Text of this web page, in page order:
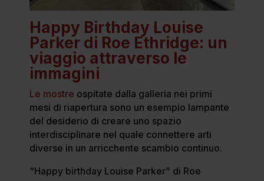
Happy Birthday Louise
Parker di Roe Ethridge: un
viaggio attraverso le
immagini
Le mostre ospitate dalla galleria nei primi
mesi di riapertura sono un esempio lampante
del desiderio di creare uno spazio
interdisciplinare nel quale connettere arti
diverse in un arricchente scambio continuo.
“Happy birthday Louise Parker” di Roe